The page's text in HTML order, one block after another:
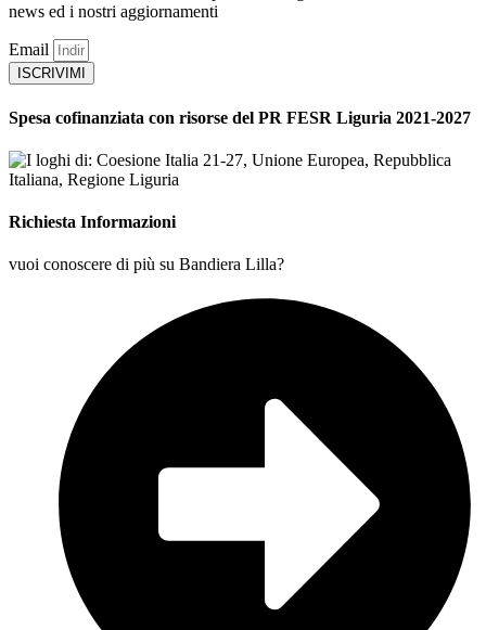
news ed i nostri aggiornamenti
Email
ISCRIVIMI
Spesa cofinanziata con risorse del PR FESR Liguria 2021-2027
Richiesta Informazioni
vuoi conoscere di più su Bandiera Lilla?